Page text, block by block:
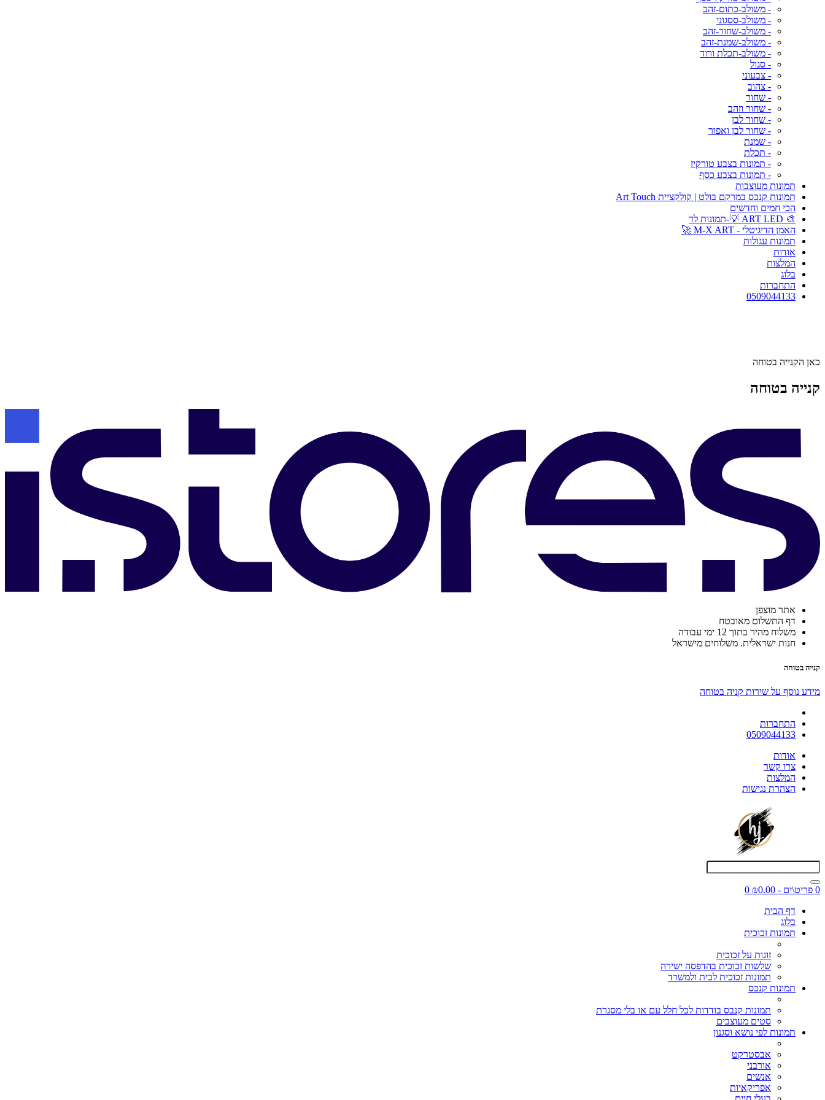
- משולב-כתום-זהב
- משולב-ססגוני
- משולב-שחור-זהב
- משולב-שמנת-זהב
- משולב-תכלת ורוד
- סגול
- צבעוני
- צהוב
- שחור
- שחור וזהב
- שחור לבן
- שחור לבן ואפור
- שמנת
- תכלת
- תמונות בצבע טורקיז
- תמונות בצבע כסף
תמונות מעוצבות
תמונות קנבס במרקם בולט | קולקציית Art Touch
הכי חמים וחדשים
🎨 ART LED 💡-תמונות לד
האמן הדיגיטלי - M-X ART 🚀
תמונות עגולות
אודות
המלצות
בלוג
התחברות
0509044133
כאן הקנייה בטוחה
קנייה בטוחה
אתר מוצפן
דף התשלום מאובטח
משלוח מהיר בתוך 12 ימי עבודה
חנות ישראלית. משלוחים מישראל
קנייה בטוחה
מידע נוסף על שירות קניה בטוחה
התחברות
0509044133
אודות
צרו קשר
המלצות
הצהרת נגישות
0 פריט\ים - ₪0.00
0
דף הבית
בלוג
תמונות זכוכית
זוגות על זכוכית
שלשות זכוכית בהדפסה ישירה
תמונות זכוכית לבית ולמשרד
תמונות קנבס
תמונות קנבס בודדות לכל חלל עם או בלי מסגרת
סטים מעוצבים
תמונות לפי נושא וסגנון
אבסטרקט
אורבני
אנשים
אפריקאיות